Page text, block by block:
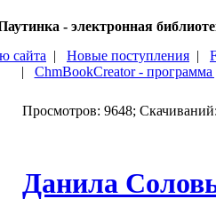
- электронная
сайта | Новые поступления |
| ChmBookCreator -
Просмотров: 9648;
Данила